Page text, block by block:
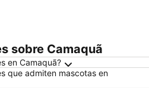
sobre Camaquã
en Camaquã?
que admiten mascotas en